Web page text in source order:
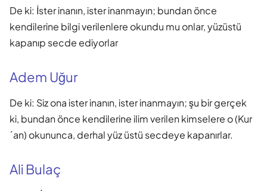
De ki: İster inanın, ister inanmayın; bundan önce
kendilerine bilgi verilenlere okundu mu onlar, yüzüstü
kapanıp secde ediyorlar
Adem Uğur
De ki: Siz ona ister inanın, ister inanmayın; şu bir gerçek
ki, bundan önce kendilerine ilim verilen kimselere o (Kur
´an) okununca, derhal yüz üstü secdeye kapanırlar.
Ali Bulaç